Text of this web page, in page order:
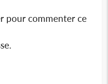
pour commenter ce